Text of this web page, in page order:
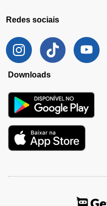
Redes sociais
Downloads